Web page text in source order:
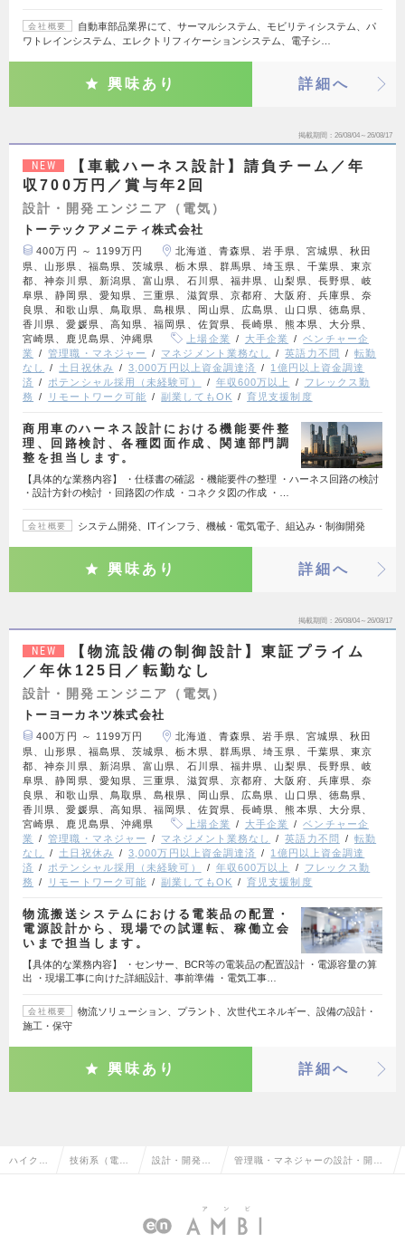
会社概要
自動車部品業界にて、サーマルシステム、モビリティシステム、パ
ワトレインシステム、エレクトリフィケーションシステム、電子シ…
興味あり 詳細へ
掲載期間 26/08/04～26/08/17
NEW
【車載ハーネス設計】請負チーム／年
収700万円／賞与年2回
設計・開発エンジニア（電気）
トーテックアメニティ株式会社
400万円 ～ 1199万円
北海道、青森県、岩手県、宮城県、秋田
県、山形県、福島県、茨城県、栃木県、群馬県、埼玉県、千葉県、東京
都、神奈川県、新潟県、富山県、石川県、福井県、山梨県、長野県、岐
阜県、静岡県、愛知県、三重県、滋賀県、京都府、大阪府、兵庫県、奈
良県、和歌山県、鳥取県、島根県、岡山県、広島県、山口県、徳島県、
香川県、愛媛県、高知県、福岡県、佐賀県、長崎県、熊本県、大分県、
宮崎県、鹿児島県、沖縄県
上場企業 大手企業
ベンチャー企
業
管理職・マネジャー マネジメント業務なし 英語力不問
転勤
なし
土日祝休み 3,000万円以上資金調達済
1億円以上資金調達
済
ポテンシャル採用（未経験可） 年収600万以上
フレックス勤
務
リモートワーク可能 副業してもOK 育児支援制度
商用車のハーネス設計における機能要件整
理、回路検討、各種図面作成、関連部門調
整を担当します。
【具体的な業務内容】 ・仕様書の確認 ・機能要件の整理 ・ハーネス回路の検討
・設計方針の検討 ・回路図の作成 ・コネクタ図の作成 ・…
会社概要 システム開発、ITインフラ、機械・電気電子、組込み・制御開発
興味あり 詳細へ
掲載期間 26/08/04～26/08/17
NEW
【物流設備の制御設計】東証プライム
／年休125日／転勤なし
設計・開発エンジニア（電気）
トーヨーカネツ株式会社
400万円 ～ 1199万円
北海道、青森県、岩手県、宮城県、秋田
県、山形県、福島県、茨城県、栃木県、群馬県、埼玉県、千葉県、東京
都、神奈川県、新潟県、富山県、石川県、福井県、山梨県、長野県、岐
阜県、静岡県、愛知県、三重県、滋賀県、京都府、大阪府、兵庫県、奈
良県、和歌山県、鳥取県、島根県、岡山県、広島県、山口県、徳島県、
香川県、愛媛県、高知県、福岡県、佐賀県、長崎県、熊本県、大分県、
宮崎県、鹿児島県、沖縄県
上場企業 大手企業
ベンチャー企
業
管理職・マネジャー マネジメント業務なし 英語力不問
転勤
なし
土日祝休み 3,000万円以上資金調達済
1億円以上資金調達
済
ポテンシャル採用（未経験可） 年収600万以上
フレックス勤
務
リモートワーク可能 副業してもOK 育児支援制度
物流搬送システムにおける電装品の配置・
電源設計から、現場での試運転、稼働立会
いまで担当します。
【具体的な業務内容】 ・センサー、BCR等の電装品の配置設計 ・電源容量の算
出 ・現場工事に向けた詳細設計、事前準備 ・電気工事…
会社概要
物流ソリューション、プラント、次世代エネルギー、設備の設計・
施工・保守
興味あり 詳細へ
ハイクラ 技術系（電 設計・開発エ
気）
管理職・マネジャーの設計・開発
情報一覧